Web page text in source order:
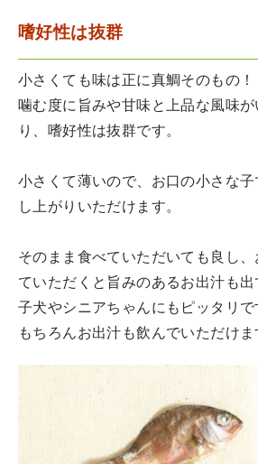
嗜好性は抜群
小さくても味は正に真鯛そのもの！
噛む度に旨みや甘味と上品な風味
り、嗜好性は抜群です。
小さくて薄いので、お口の小さな
し上がりいただけます。
そのまま食べていただいても良し
ていただくと旨みのあるお出汁も出
子犬やシニアちゃんにもピッタリで
もちろんお出汁も飲んでいただけま